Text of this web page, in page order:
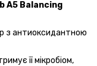
A5 Balancing
з антиоксидантною
її мікробіом,